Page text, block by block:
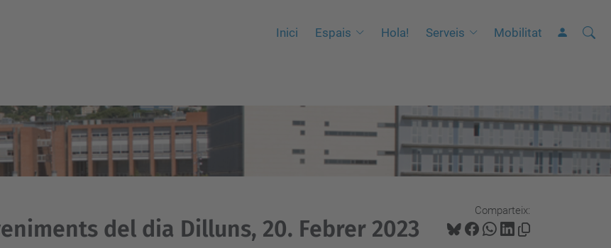
Inici Espais Hola! Serveis Mobilitat Cerca
C
a
v
a
Comparteix:
del dia Dilluns, 20. Febrer 2023